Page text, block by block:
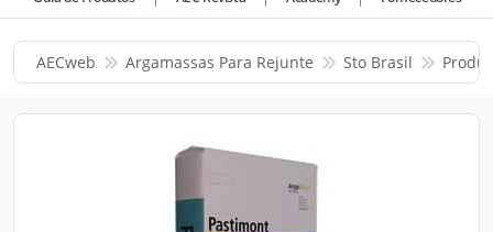
AECweb Argamassas Para Rejunte Sto Brasil